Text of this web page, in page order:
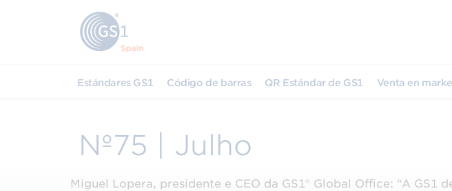
Estándares GS1 Código de barras QR Estándar de GS1 Venta en
Nº75 | Julho
Miguel Lopera, presidente e CEO da GS1® Global Office: “A